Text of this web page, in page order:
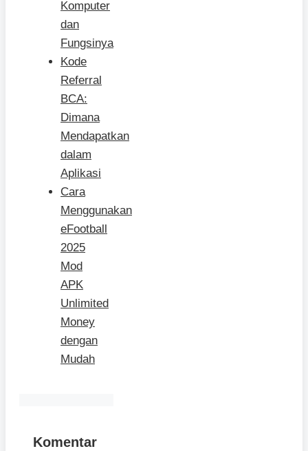
Komputer
dan
Fungsinya
Kode
Referral
BCA:
Dimana
Mendapatkan
dalam
Aplikasi
Cara
Menggunakan
eFootball
2025
Mod
APK
Unlimited
Money
dengan
Mudah
Komentar